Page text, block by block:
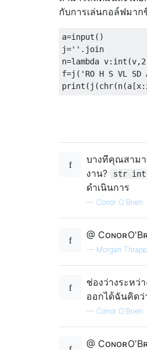
กับการเล่นกอล์ฟมาก
a=input()
j=''.join
n=lambda
f=j('RO H S VL
บางทีคุณสาม
งาน?
str int
ดำเนินการ
— Conor O'Brien
@
— Morgan Thrapp
ช่องว่างระหว่า
ออกได้ฉันคิดว่
— Conor O'Brien
@